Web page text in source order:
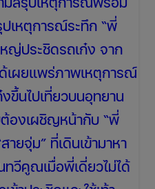
เหตุการณ์ระทึก “พี่
หญ่ประชิดรถเก๋ง จาก
เผยแพร่ภาพเหตุการณ์
ขึ้นไปเที่ยวบนอุทยาน
องเผชิญหน้ากับ “พี่
ายจุ่ม” ที่เดินเข้ามาหา
ทวีคูณเมื่อพี่เดี่ยวไม่ได้